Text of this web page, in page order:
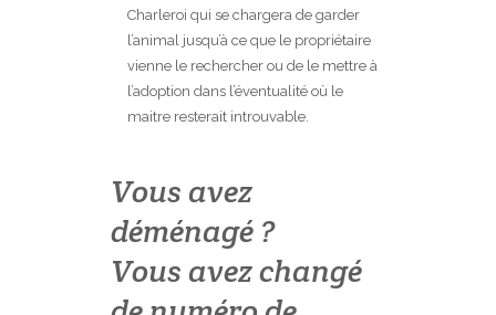
Charleroi qui se chargera de garder
l’animal jusqu’à ce que le propriétaire
vienne le rechercher ou de le mettre à
l’adoption dans l’éventualité où le
maitre resterait introuvable.
Vous avez
déménagé ?
Vous avez changé